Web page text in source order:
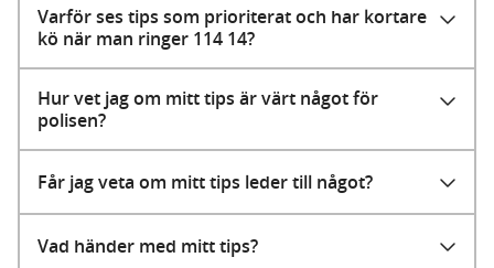
Varför ses tips som prioriterat och har kortare
kö när man ringer 114 14?
Hur vet jag om mitt tips är värt något för
polisen?
Får jag veta om mitt tips leder till något?
Vad händer med mitt tips?